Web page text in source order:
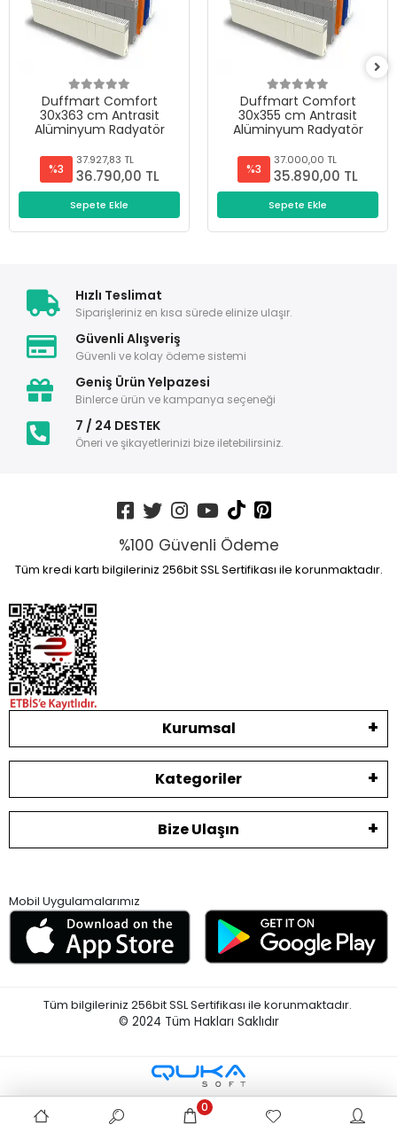
Duffmart Comfort
30x363 cm Antrasit
Alüminyum Radyatör
%3
37.927,83 TL
36.790,00 TL
Sepete Ekle
Duffmart Comfort
30x355 cm Antrasit
Alüminyum Radyatör
%3
37.000,00 TL
35.890,00 TL
Sepete Ekle
Hızlı Teslimat
Siparişleriniz en kısa sürede elinize ulaşır.
Güvenli Alışveriş
Güvenli ve kolay ödeme sistemi
Geniş Ürün Yelpazesi
Binlerce ürün ve kampanya seçeneği
7 / 24 DESTEK
Öneri ve şikayetlerinizi bize iletebilirsiniz.
%100 Güvenli Ödeme
Tüm kredi kartı bilgileriniz 256bit SSL Sertifikası ile korunmaktadır.
Kurumsal
Kategoriler
Bize Ulaşın
Mobil Uygulamalarımız
Tüm bilgileriniz 256bit SSL Sertifikası ile korunmaktadır.
© 2024 Tüm Hakları Saklıdır
0